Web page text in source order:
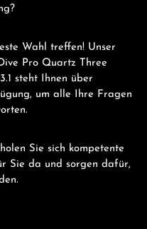
Wahl treffen! Unser
Pro Quartz Three
steht Ihnen über
um alle Ihre Fragen
Sie sich kompetente
Sie da und sorgen dafür,